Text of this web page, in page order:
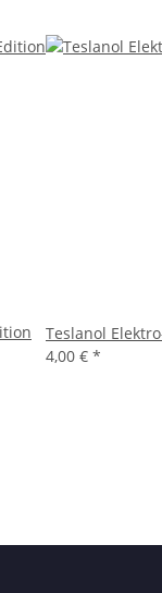
Teslanol
4,00 € *